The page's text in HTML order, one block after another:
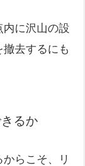
内に沢山の設
去するにも
るか
らこそ、リ